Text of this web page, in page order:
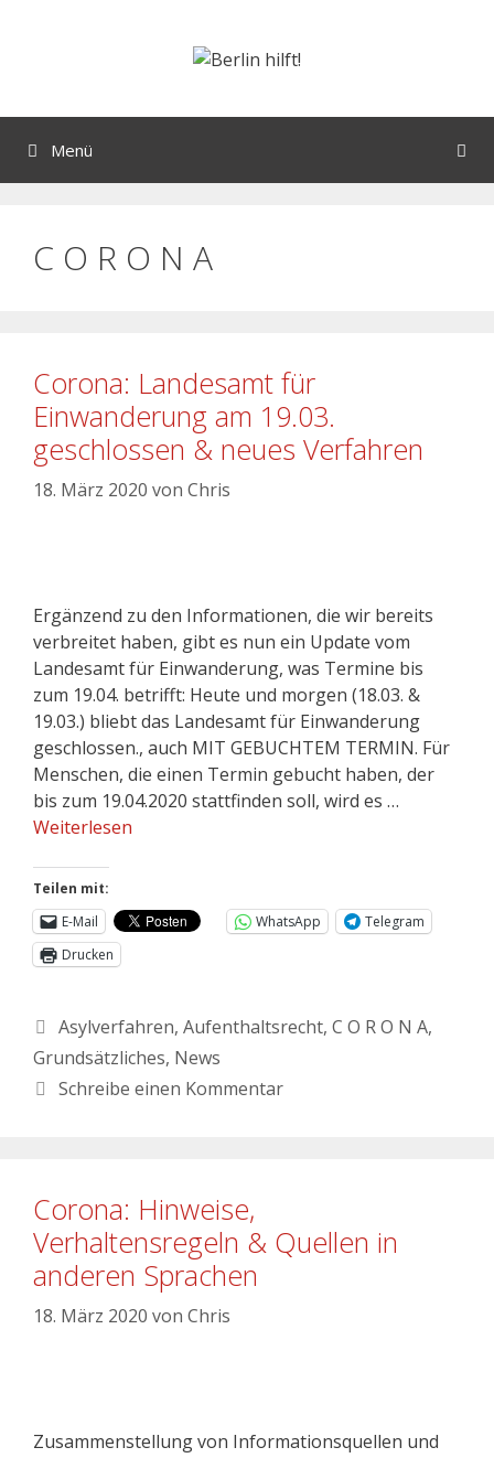
Menü
C O R O N A
Corona: Landesamt für
Einwanderung am 19.03.
geschlossen & neues Verfahren
18. März 2020 von Chris
Ergänzend zu den Informationen, die wir bereits
verbreitet haben, gibt es nun ein Update vom
Landesamt für Einwanderung, was Termine bis
zum 19.04. betrifft: Heute und morgen (18.03. &
19.03.) bliebt das Landesamt für Einwanderung
geschlossen., auch MIT GEBUCHTEM TERMIN. Für
Menschen, die einen Termin gebucht haben, der
bis zum 19.04.2020 stattfinden soll, wird es …
Weiterlesen
Teilen mit:
E-Mail
WhatsApp
Telegram
Drucken
Asylverfahren, Aufenthaltsrecht, C O R O N A,
Grundsätzliches, News
Schreibe einen Kommentar
Corona: Hinweise,
Verhaltensregeln & Quellen in
anderen Sprachen
18. März 2020 von Chris
Zusammenstellung von Informationsquellen und